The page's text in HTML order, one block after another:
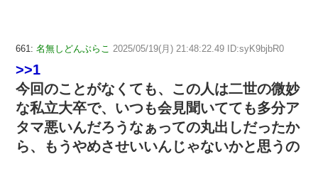
661: 名無しどんぶらこ 2025/05/19(月) 21:48:22.49 ID:syK9bjbR0
>>1
今回のことがなくても、この人は二世の微妙
な私立大卒で、いつも会見聞いてても多分ア
タマ悪いんだろうなぁっての丸出しだったか
ら、もうやめさせいいんじゃないかと思うの